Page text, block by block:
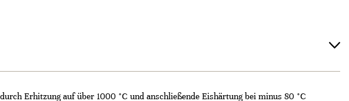
Erhitzung auf über 1000 °C und anschließende Eishärtung bei minus 80 °C